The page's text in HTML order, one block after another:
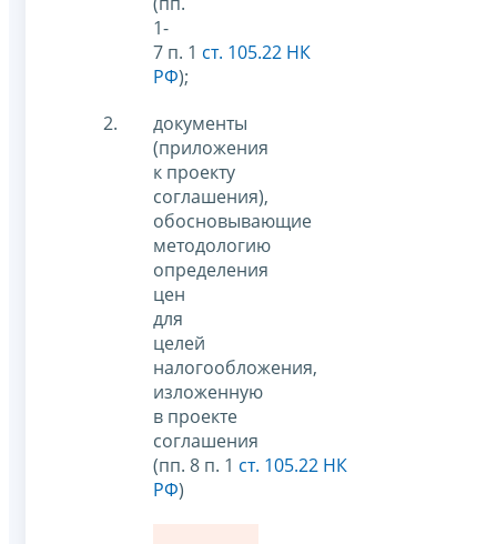
1-
7 п. 1 ст. 105.22 НК
РФ);
документы
(приложения
к проекту
соглашения),
обосновывающие
методологию
определения
цен
для
целей
налогообложения,
изложенную
в проекте
соглашения
(пп. 8 п. 1 ст. 105.22 НК
РФ)